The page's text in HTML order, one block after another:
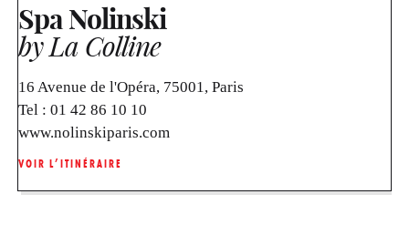
Spa Nolinski
by La Colline
16 Avenue de l'Opéra, 75001, Paris
Tel : 01 42 86 10 10
www.nolinskiparis.com
VOIR L’ITINÉRAIRE